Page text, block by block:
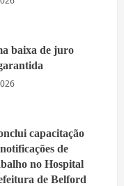
baixa de juro
capacitação
de
no Hospital
de Belford